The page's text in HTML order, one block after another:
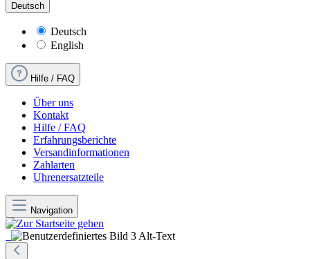
Deutsch
Deutsch
English
Hilfe / FAQ
Über uns
Kontakt
Hilfe / FAQ
Erfahrungsberichte
Versandinformationen
Zahlarten
Uhrenersatzteile
Navigation